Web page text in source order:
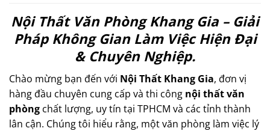
Nội Thất Văn Phòng Khang Gia – Giải
Pháp Không Gian Làm Việc Hiện Đại
& Chuyên Nghiệp.
Chào mừng bạn đến với Nội Thất Khang Gia, đơn vị
hàng đầu chuyên cung cấp và thi công nội thất văn
phòng chất lượng, uy tín tại TPHCM và các tỉnh thành
lân cận. Chúng tôi hiểu rằng, một văn phòng làm việc lý